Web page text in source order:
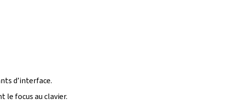
d’interface.
le focus au clavier.